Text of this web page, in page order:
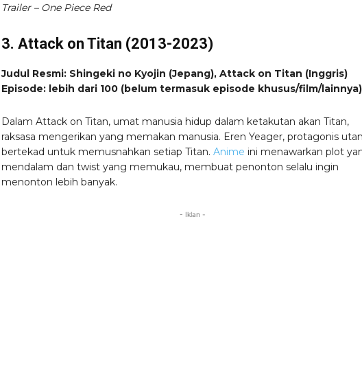
Trailer – One Piece Red
3. Attack on Titan (2013-2023)
Judul Resmi: Shingeki no Kyojin (Jepang), Attack on Titan (Inggris)
Episode: lebih dari 100 (belum termasuk episode khusus/film/lainnya)
Dalam Attack on Titan, umat manusia hidup dalam ketakutan akan Titan,
raksasa mengerikan yang memakan manusia. Eren Yeager, protagonis
bertekad untuk memusnahkan setiap Titan. Anime ini menawarkan plot
mendalam dan twist yang memukau, membuat penonton selalu ingin
menonton lebih banyak.
- Iklan -